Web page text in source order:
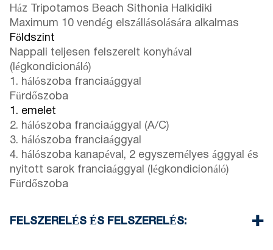
Ház Tripotamos Beach Sithonia Halkidiki
Maximum 10 vendég elszállásolására alkalmas
Földszint
Nappali teljesen felszerelt konyhával
(légkondicionáló)
1. hálószoba franciaággyal
Fürdőszoba
1. emelet
2. hálószoba franciaággyal (A/C)
3. hálószoba franciaággyal
4. hálószoba kanapéval, 2 egyszemélyes ággyal és
nyitott sarok franciaággyal (légkondicionáló)
Fürdőszoba
FELSZERELÉS ÉS FELSZERELÉS: